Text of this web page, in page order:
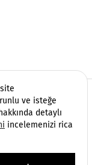
saklıdır.
su ve atıksu
tecrübesine
teknik detaylar
ve isteğe
detaylı
incelemenizi rica